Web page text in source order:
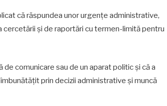
că răspundea unor urgențe administrative,
și de raportări cu termen-limită pentru
de comunicare sau de un aparat politic și că a
prin decizii administrative și muncă